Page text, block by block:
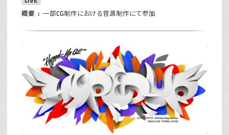
概要
一部CG制作における音源制作にて参加